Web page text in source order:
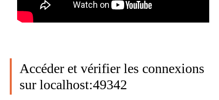
Accéder et vérifier les connexions
sur localhost:49342